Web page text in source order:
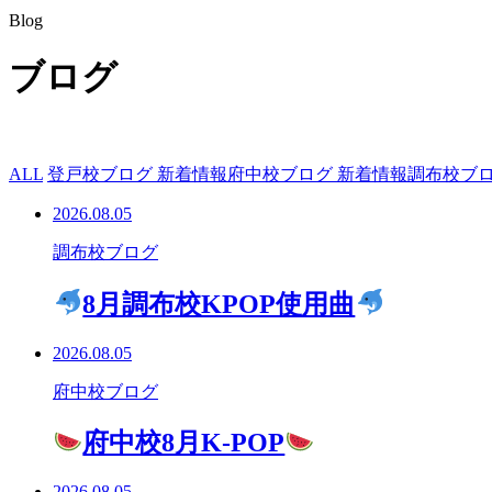
Blog
ブログ
ALL 登戸校ブログ 新着情報 府中校ブログ 新着情報調布校ブ
2026.08.05
調布校ブログ
8月調布校KPOP使用曲
2026.08.05
府中校ブログ
府中校8月K-POP